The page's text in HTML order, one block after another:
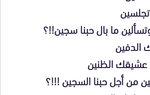
ما بال حبنا سجين!!؟
الدفين
عشيقك الظنين
من أجل حبنا السجين !!!؟